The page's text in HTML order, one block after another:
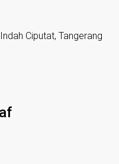
Ciputat, Tangerang